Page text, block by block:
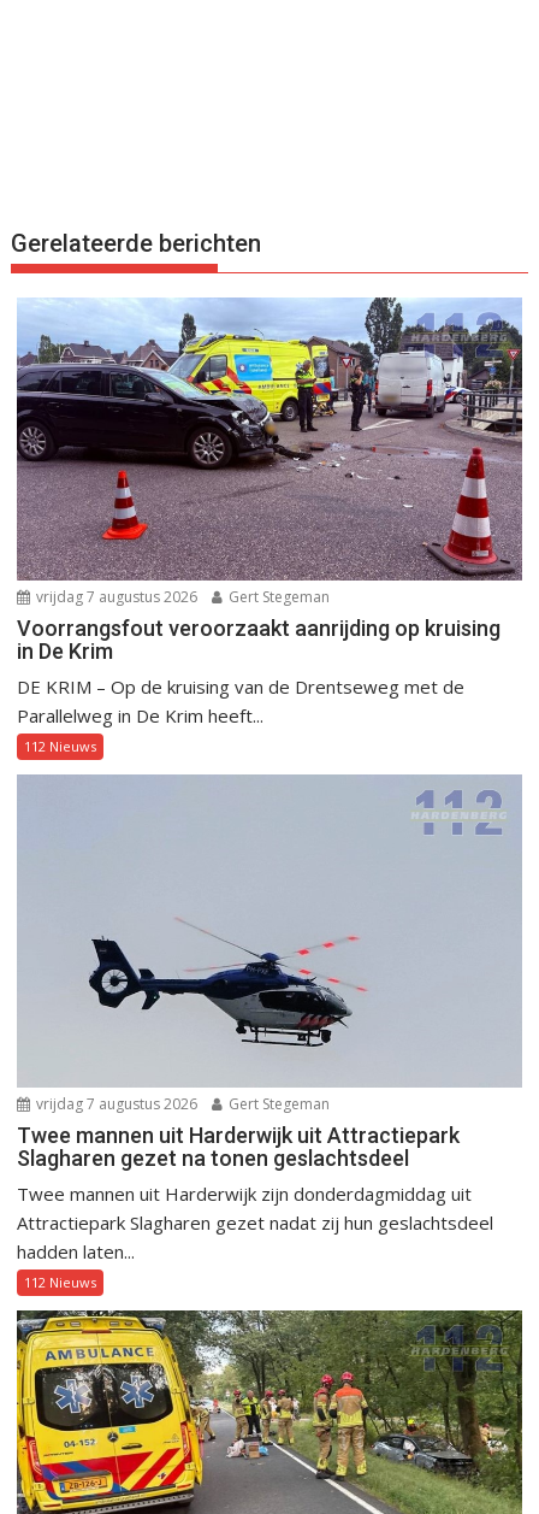
Gerelateerde berichten
vrijdag 7 augustus 2026 Gert Stegeman
Voorrangsfout veroorzaakt aanrijding op kruising
in De Krim
DE KRIM – Op de kruising van de Drentseweg met de
Parallelweg in De Krim heeft...
112 Nieuws
vrijdag 7 augustus 2026 Gert Stegeman
Twee mannen uit Harderwijk uit Attractiepark
Slagharen gezet na tonen geslachtsdeel
Twee mannen uit Harderwijk zijn donderdagmiddag uit
Attractiepark Slagharen gezet nadat zij hun geslachtsdeel
hadden laten...
112 Nieuws